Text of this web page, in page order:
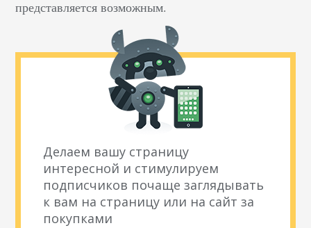
представляется возможным.
Делаем вашу страницу
интересной и стимулируем
подписчиков почаще заглядывать
к вам на страницу или на сайт за
покупками